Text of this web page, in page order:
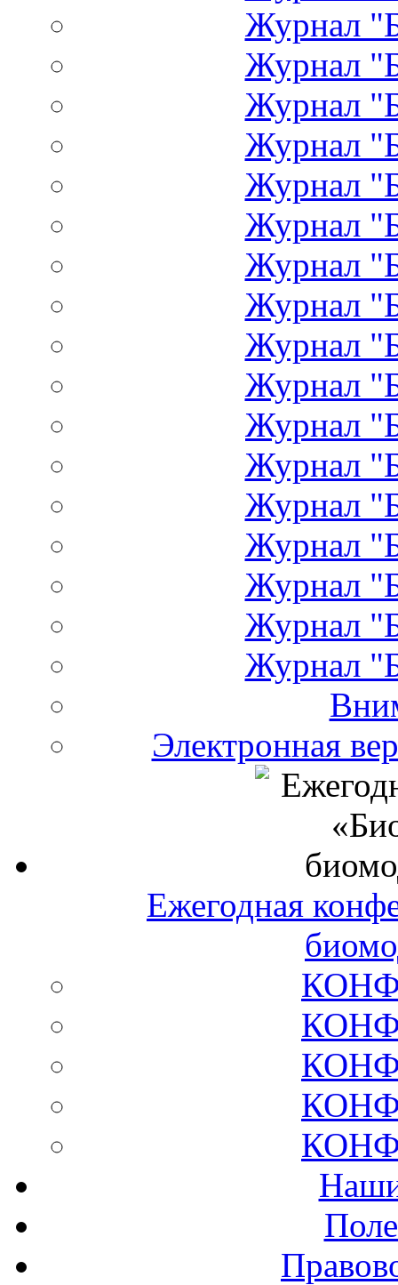
Журнал
Журнал
Журнал
Журнал
Журнал
Журнал
Журнал
Журнал
Журнал
Журнал
Журнал
Журнал
Журнал
Журнал
Журнал
Журнал
Журнал
Электронная
Ежегодная